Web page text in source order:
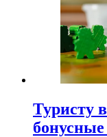
Туристу